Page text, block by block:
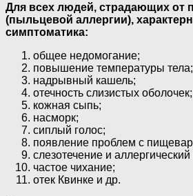
Для всех людей, страдающих от
(пыльцевой аллергии),
симптоматика:
общее недомогание;
повышение температуры тела;
надрывный кашель;
отечность слизистых оболочек;
кожная сыпь;
насморк;
сиплый голос;
появление проблем с
слезотечение и
частое чихание;
отек Квинке и др.